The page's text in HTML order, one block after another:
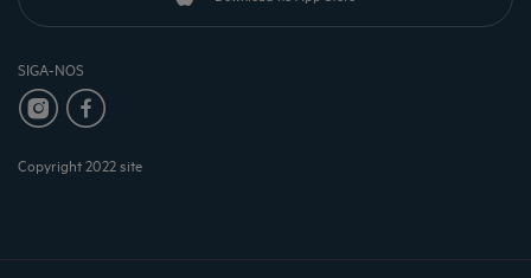
SIGA-NOS
Copyright 2022 site